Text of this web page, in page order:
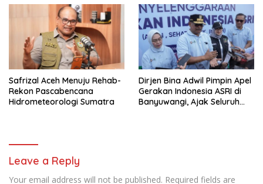
Safrizal Aceh Menuju Rehab-
Rekon Pascabencana
Hidrometeorologi Sumatra
Dirjen Bina Adwil Pimpin Apel
Gerakan Indonesia ASRI di
Banyuwangi, Ajak Seluruh
Leave a Reply
Your email address will not be published. Required fields are